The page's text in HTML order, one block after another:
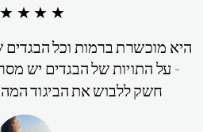
היא מוכשרת ברמות וכל
- על התויות של הבגדים יש
חשק ללבוש את הביגוד